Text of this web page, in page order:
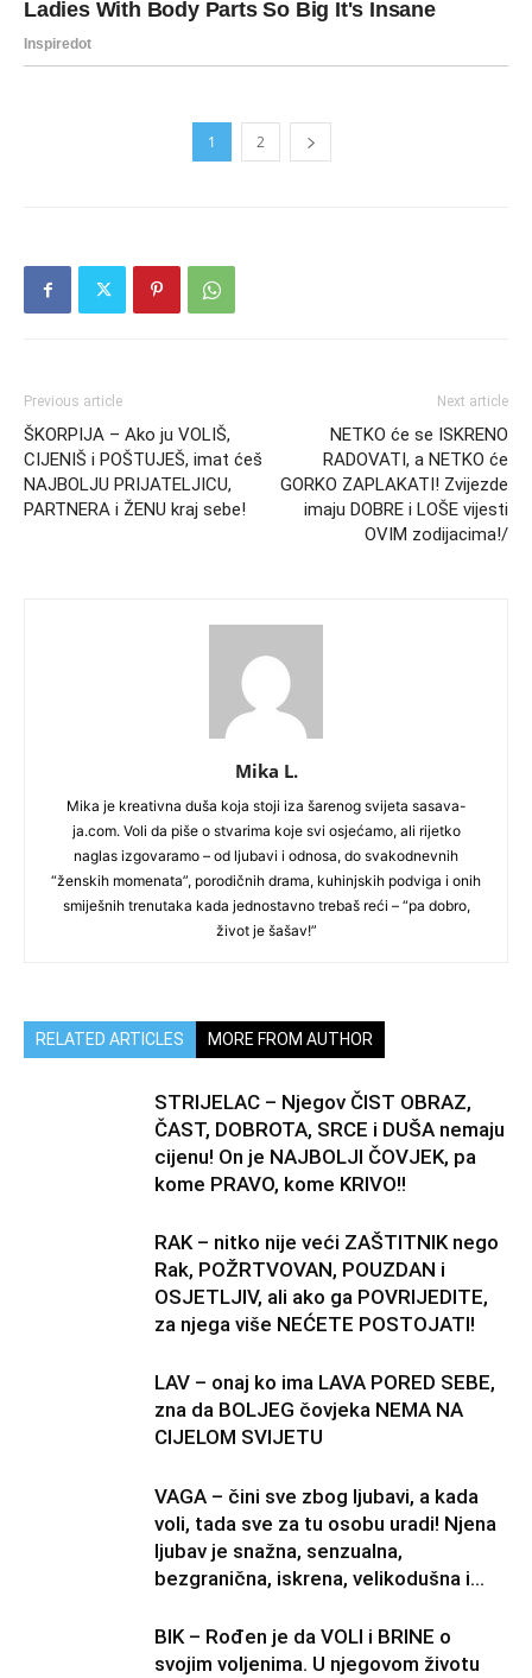
1 2
Previous article
ŠKORPIJA – Ako ju VOLIŠ,
CIJENIŠ i POŠTUJEŠ, imat ćeš
NAJBOLJU PRIJATELJICU,
PARTNERA i ŽENU kraj sebe!
Next article
NETKO će se ISKRENO
RADOVATI, a NETKO će
GORKO ZAPLAKATI! Zvijezde
imaju DOBRE i LOŠE vijesti
OVIM zodijacima!/
Mika L.
Mika je kreativna duša koja stoji iza šarenog svijeta sasava-
ja.com. Voli da piše o stvarima koje svi osjećamo, ali rijetko
naglas izgovaramo – od ljubavi i odnosa, do svakodnevnih
“ženskih momenata”, porodičnih drama, kuhinjskih podviga i onih
smiješnih trenutaka kada jednostavno trebaš reći – “pa dobro,
život je šašav!”
RELATED ARTICLES MORE FROM AUTHOR
STRIJELAC – Njegov ČIST OBRAZ,
ČAST, DOBROTA, SRCE i DUŠA nemaju
cijenu! On je NAJBOLJI ČOVJEK, pa
kome PRAVO, kome KRIVO!!
RAK – nitko nije veći ZAŠTITNIK nego
Rak, POŽRTVOVAN, POUZDAN i
OSJETLJIV, ali ako ga POVRIJEDITE,
za njega više NEĆETE POSTOJATI!
LAV – onaj ko ima LAVA PORED SEBE,
zna da BOLJEG čovjeka NEMA NA
CIJELOM SVIJETU
VAGA – čini sve zbog ljubavi, a kada
voli, tada sve za tu osobu uradi! Njena
ljubav je snažna, senzualna,
bezgranična, iskrena, velikodušna i...
BIK – Rođen je da VOLI i BRINE o
svojim voljenima. U njegovom životu